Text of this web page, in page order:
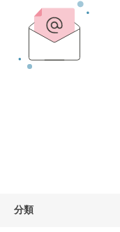
分類